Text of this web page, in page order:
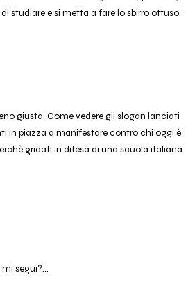
studiare e si metta a fare lo sbirro ottuso.
giusta. Come vedere gli slogan lanciati
in piazza a manifestare contro chi oggi è
gridati in difesa di una scuola italiana
segui?...